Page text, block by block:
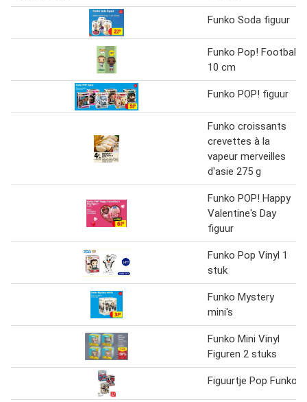
Funko Soda figuur
Funko Pop! Football
10 cm
Funko POP! figuur
Funko croissants
crevettes à la
vapeur merveilles
d'asie 275 g
Funko POP! Happy
Valentine's Day
figuur
Funko Pop Vinyl 1
stuk
Funko Mystery
mini's
Funko Mini Vinyl
Figuren 2 stuks
Figuurtje Pop Funko